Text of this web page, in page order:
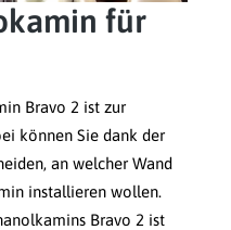
für
Bravo 2 ist zur
können Sie dank der
an welcher Wand
installieren wollen.
Bravo 2 ist